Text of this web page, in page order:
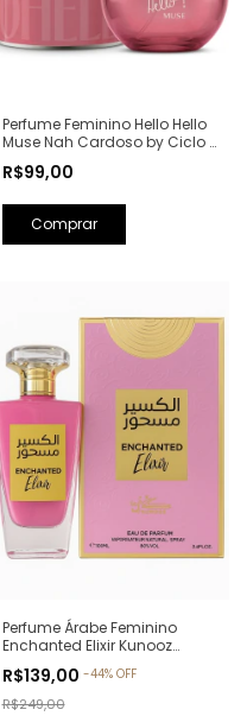
Perfume Feminino Hello Hello
Muse Nah Cardoso by Ciclo -
R$99,00
Perfume Árabe Feminino
Enchanted Elixir Kunooz
100ml (Ref. Olfativa: Chance
Eau de Parfum Chanel)
R$139,00 -44% OFF
R$249,00